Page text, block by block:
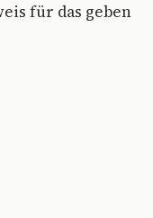
für das geben